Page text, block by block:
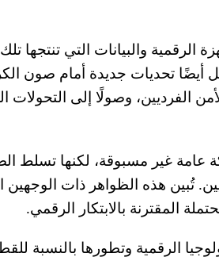
الرقمية والبيانات التي تنتجها
أيضًا تحديات جديدة أمام صون
الفرديين، وصولًا إلى التحولات
عامة غير مسبوقة، لكنها تسلط
تُبين هذه الظواهر ذات
المقترنة بالابتكار الرقمي.
الرقمية وتطورها بالنسبة